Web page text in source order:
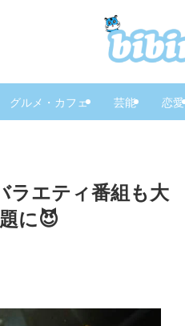
グルメ・カフェ 芸能 恋愛
ラエティ番組も大
に😈